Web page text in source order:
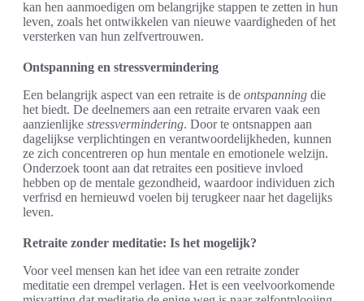
kan hen aanmoedigen om belangrijke stappen te zetten in hun
leven, zoals het ontwikkelen van nieuwe vaardigheden of het
versterken van hun zelfvertrouwen.
Ontspanning en stressvermindering
Een belangrijk aspect van een retraite is de ontspanning die
het biedt. De deelnemers aan een retraite ervaren vaak een
aanzienlijke stressvermindering. Door te ontsnappen aan
dagelijkse verplichtingen en verantwoordelijkheden, kunnen
ze zich concentreren op hun mentale en emotionele welzijn.
Onderzoek toont aan dat retraites een positieve invloed
hebben op de mentale gezondheid, waardoor individuen zich
verfrisd en hernieuwd voelen bij terugkeer naar het dagelijks
leven.
Retraite zonder meditatie: Is het mogelijk?
Voor veel mensen kan het idee van een retraite zonder
meditatie een drempel verlagen. Het is een veelvoorkomende